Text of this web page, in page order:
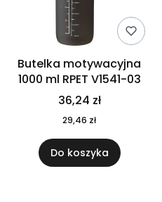
Butelka motywacyjna
1000 ml RPET V1541-03
36,24 zł
29,46 zł
Do koszyka